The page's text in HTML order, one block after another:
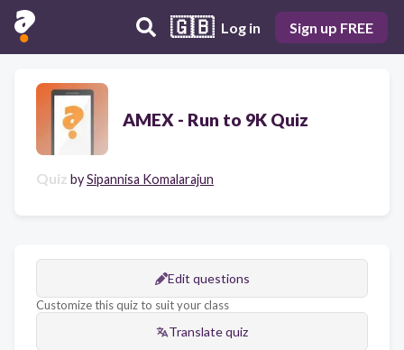
🇬🇧 Log in Sign up FREE
AMEX - Run to 9K Quiz
Quiz bySipannisa Komalarajun
Edit questions
Customize this quiz to suit your class
Translate quiz